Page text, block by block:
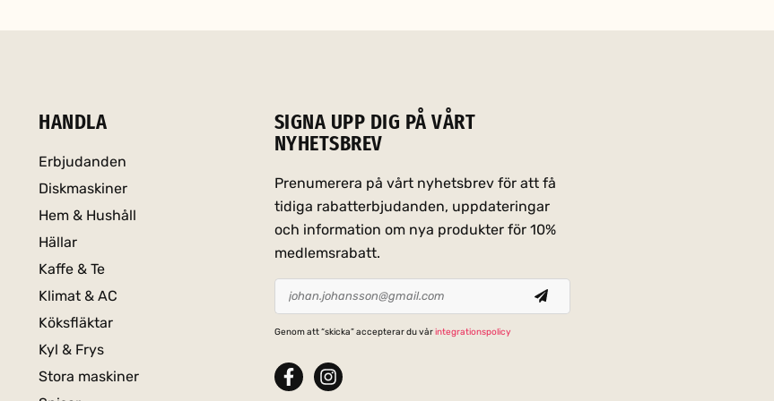
HANDLA
Erbjudanden
Diskmaskiner
Hem & Hushåll
Hällar
Kaffe & Te
Klimat & AC
Köksfläktar
Kyl & Frys
Stora maskiner
SIGNA UPP DIG PÅ VÅRT
NYHETSBREV
Prenumerera på vårt nyhetsbrev för att få
tidiga rabatterbjudanden, uppdateringar
och information om nya produkter för 10%
medlemsrabatt.
Genom att “skicka” accepterar du vårintegrationspolicy